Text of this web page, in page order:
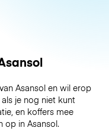
Asansol en wil erop
je nog niet kunt
en koffers mee
op in Asansol.